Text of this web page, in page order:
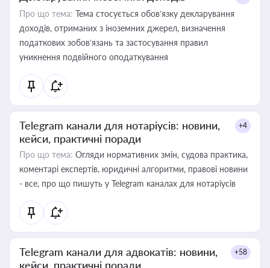
Про що тема: Тема стосується обов’язку декларування
доходів, отриманих з іноземних джерел, визначення
податкових зобов’язань та застосування правил
уникнення подвійного оподаткування
Telegram канали для нотаріусів: новини,
кейси, практичні поради
+4
Про що тема: Огляди нормативних змін, судова практика,
коментарі експертів, юридичні алгоритми, правові новини
- все, про що пишуть у Telegram каналах для нотаріусів
Telegram канали для адвокатів: новини,
кейси, практичні поради
+58